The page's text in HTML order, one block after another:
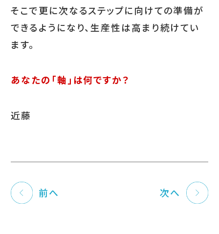
そこで更に次なるステップに向けての準備が
できるようになり、生産性は高まり続けてい
ます。
あなたの「軸」は何ですか？
近藤
前へ 次へ